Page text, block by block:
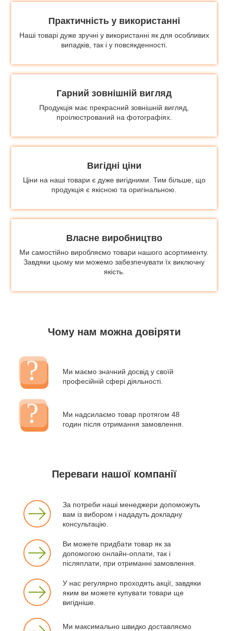
Практичність у використанні
Наші товарі дуже зручні у використанні як для особливих
випадків, так і у повсякденності.
Гарний зовнішній вигляд
Продукція має прекрасний зовнішній вигляд,
проілюстрований на фотографіях.
Вигідні ціни
Ціни на наші товари є дуже вигідними. Тим більше, що
продукція є якісною та оригінальною.
Власне виробництво
Ми самостійно виробляємо товари нашого асортименту.
Завдяки цьому ми можемо забезпечувати їх виключну
якість.
Чому нам можна довіряти
Ми маємо значний досвід у своїй
професійній сфері діяльності.
Ми надсилаємо товар протягом 48
годин після отримання замовлення.
Переваги нашої компанії
За потреби наші менеджери допоможуть
вам із вибором і нададуть докладну
консультацію.
Ви можете придбати товар як за
допомогою онлайн-оплати, так і
післяплати, при отриманні замовлення.
У нас регулярно проходять акції, завдяки
яким ви можете купувати товари ще
вигідніше.
Ми максимально швидко доставляємо